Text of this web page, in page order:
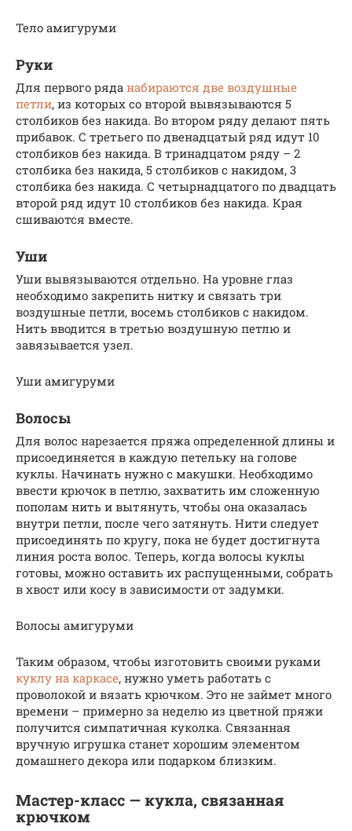
Тело амигуруми
Руки
Для первого ряда набираются две воздушные
петли, из которых со второй вывязываются 5
столбиков без накида. Во втором ряду делают пять
прибавок. С третьего по двенадцатый ряд идут 10
столбиков без накида. В тринадцатом ряду – 2
столбика без накида, 5 столбиков с накидом, 3
столбика без накида. С четырнадцатого по двадцать
второй ряд идут 10 столбиков без накида. Края
сшиваются вместе.
Уши
Уши вывязываются отдельно. На уровне глаз
необходимо закрепить нитку и связать три
воздушные петли, восемь столбиков с накидом.
Нить вводится в третью воздушную петлю и
завязывается узел.
Уши амигуруми
Волосы
Для волос нарезается пряжа определенной длины и
присоединяется в каждую петельку на голове
куклы. Начинать нужно с макушки. Необходимо
ввести крючок в петлю, захватить им сложенную
пополам нить и вытянуть, чтобы она оказалась
внутри петли, после чего затянуть. Нити следует
присоединять по кругу, пока не будет достигнута
линия роста волос. Теперь, когда волосы куклы
готовы, можно оставить их распущенными, собрать
в хвост или косу в зависимости от задумки.
Волосы амигуруми
Таким образом, чтобы изготовить своими руками
куклу на каркасе, нужно уметь работать с
проволокой и вязать крючком. Это не займет много
времени – примерно за неделю из цветной пряжи
получится симпатичная куколка. Связанная
вручную игрушка станет хорошим элементом
домашнего декора или подарком близким.
Мастер-класс — кукла, связанная
крючком